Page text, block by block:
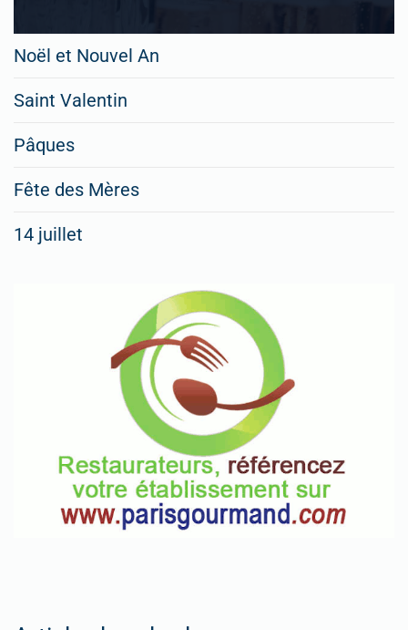
Noël et Nouvel An
Saint Valentin
Pâques
Fête des Mères
14 juillet